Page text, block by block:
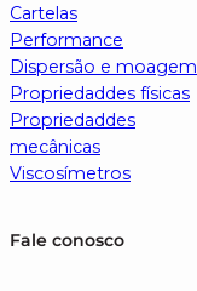
Cartelas
Performance
Dispersão e moagem
Propriedaddes físicas
Propriedaddes
mecânicas
Viscosímetros
Fale conosco